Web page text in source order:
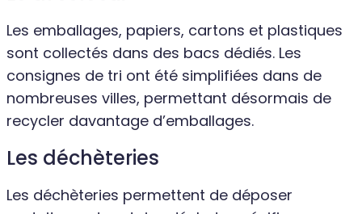
Les emballages, papiers, cartons et plastiques
sont collectés dans des bacs dédiés. Les
consignes de tri ont été simplifiées dans de
nombreuses villes, permettant désormais de
recycler davantage d’emballages.
Les déchèteries
Les déchèteries permettent de déposer